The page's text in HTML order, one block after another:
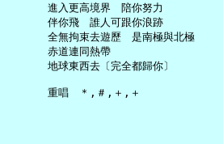
       進入更高境界　陪你努力
       伴你飛　誰人可跟你浪跡
       全無拘束去遊歷　是南極與北極
       赤道連同熱帶
       地球東西去〔完全都歸你〕